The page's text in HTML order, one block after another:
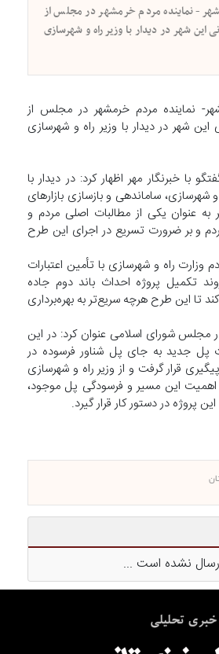
نماینده مردم خرمشهر در مجلس از
این شهر در دیدار با وزیر راه و شهرسازی
نماینده مردم خرمشهر در مجلس از
این شهر در دیدار با وزیر راه و شهرسازی
با خبرنگار مهر اظهار کرد: در دیدار با
شهرسازی، ساماندهی و بازسازی بازارهای
عنوان یکی از مطالبات اصلی مردم و
و بر ضرورت تسریع در اجرای این طرح
وزارت راه و شهرسازی با تأمین اعتبارات
تکمیل پروژه احداث باند دوم جاده
تا این طرح هرچه سریع‌تر به بهره‌برداری
مجلس شورای اسلامی عنوان کرد: در این
جدید به جای پل شناور فرسوده در
قرار گرفت و از وزیر راه و شهرسازی
این مسیر و فرسودگی پل موجود،
پروژه در دستور کار قرار گیرد.
نشده است ...